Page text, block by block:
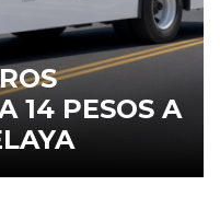
14 PESOS A